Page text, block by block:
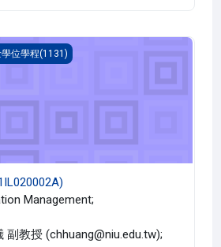
位學程(1131)
Management;
副教授 (chhuang@niu.edu.tw);